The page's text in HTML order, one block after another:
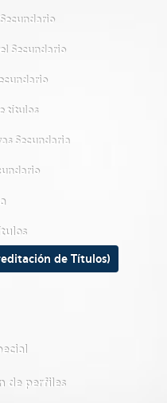
Secundario
títulos
Secundaria
de Títulos)
de perfiles